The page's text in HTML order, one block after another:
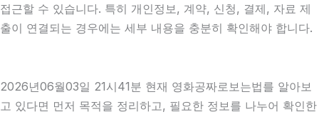
접근할 수 있습니다. 특히 개인정보, 계약, 신청, 결제, 자료 제
출이 연결되는 경우에는 세부 내용을 충분히 확인해야 합니다.
2026년06월03일 21시41분 현재 영화공짜로보는법를 알아보
고 있다면 먼저 목적을 정리하고, 필요한 정보를 나누어 확인한